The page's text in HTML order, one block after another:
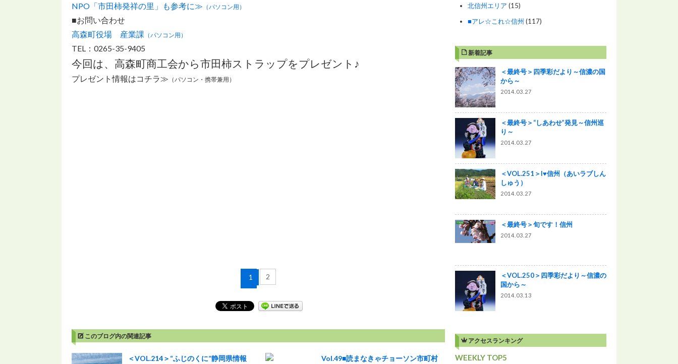
NPO「市田柿発祥の里」も参考に≫ （パソコン用）
■お問い合わせ
高森町役場 産業課 （パソコン用）
TEL：0265-35-9405
今回は、高森町商工会から市田柿ストラップをプレゼント♪
プレゼント情報はコチラ≫ （パソコン・携帯兼用）
1 2
このブログ内の関連記事
＜VOL.214＞“ふじのくに”静岡県情報
Vol.49■読まなきゃチョーソン市町村
北信州エリア (15)
■アレ☆これ☆信州 (117)
新着記事
＜最終号＞四季彩だより～信濃の国
から～
2014.03.27
＜最終号＞“しあわせ”発見～信州巡
り～
2014.03.27
＜VOL.251＞I♥信州（あいラブしん
しゅう）
2014.03.27
＜最終号＞旬です！信州
2014.03.27
＜VOL.250＞四季彩だより～信濃の
国から～
2014.03.13
アクセスランキング
WEEKLY TOP5